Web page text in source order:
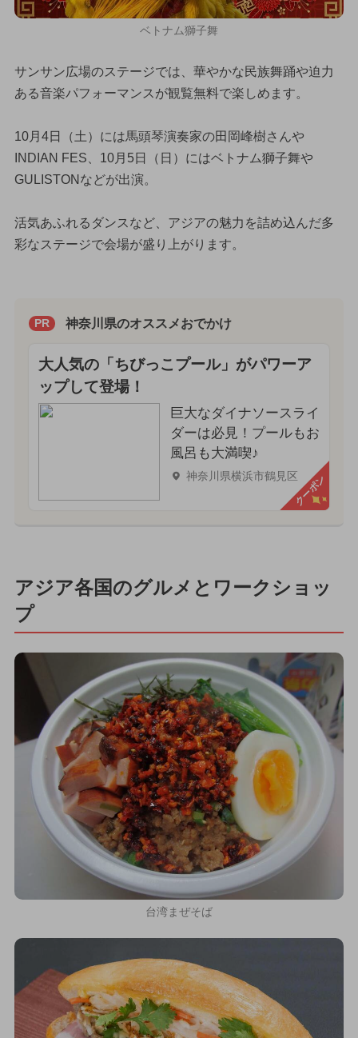
ベトナム獅子舞
サンサン広場のステージでは、華やかな民族舞踊や迫力
ある音楽パフォーマンスが観覧無料で楽しめます。
10月4日（土）には馬頭琴演奏家の田岡峰樹さんや
INDIAN FES、10月5日（日）にはベトナム獅子舞や
GULISTONなどが出演。
活気あふれるダンスなど、アジアの魅力を詰め込んだ多
彩なステージで会場が盛り上がります。
PR 神奈川県のオススメおでかけ
大人気の「ちびっこプール」がパワーア
ップして登場！
巨大なダイナソースライ
ダーは必見！プールもお
風呂も大満喫♪
神奈川県横浜市鶴見区クーポン
アジア各国のグルメとワークショッ
プ
台湾まぜそば